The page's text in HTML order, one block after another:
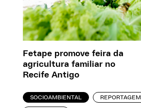
Fetape promove feira da
agricultura familiar no
Recife Antigo
SOCIOAMBIENTAL REPORTAGEM